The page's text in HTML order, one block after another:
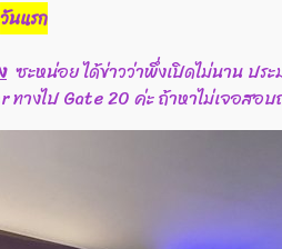
วันแรก
ซะหน่อย ได้ข่าวว่าพึ่งเปิดไม่นาน ปร
างไป Gate 20 ค่ะ ถ้าหาไม่เจอสอ